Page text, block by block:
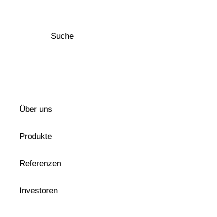
Suche
Über uns
Produkte
Referenzen
Investoren